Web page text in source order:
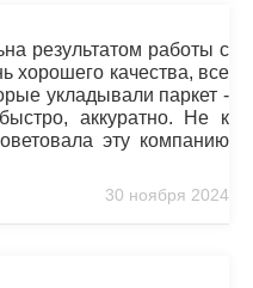
результатом работы с
хорошего качества, все
укладывали паркет -
аккуратно. Не к
эту компанию
30 ноября 2024